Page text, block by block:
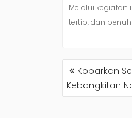
Melalui kegiatan
tertib, dan
NAVIGASI
POSKobarkan
Kebangkitan